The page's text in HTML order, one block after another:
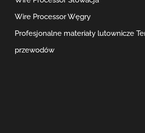
Wire Processor Węgry
Profesjonalne materiały lutownicze
przewodów